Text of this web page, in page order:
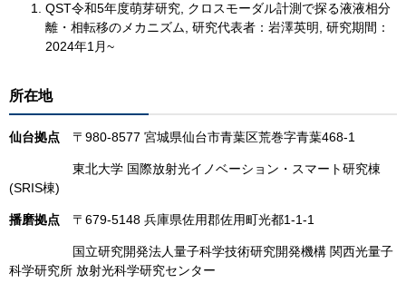
QST令和5年度萌芽研究, クロスモーダル計測で探る液液相分
離・相転移のメカニズム, 研究代表者：岩澤英明, 研究期間：
2024年1月~
所在地
仙台拠点 〒980-8577 宮城県仙台市青葉区荒巻字青葉468-1
東北大学 国際放射光イノベーション・スマート研究棟
(SRIS棟)
播磨拠点 〒679-5148 兵庫県佐用郡佐用町光都1-1-1
国立研究開発法人量子科学技術研究開発機構 関西光量子
科学研究所 放射光科学研究センター